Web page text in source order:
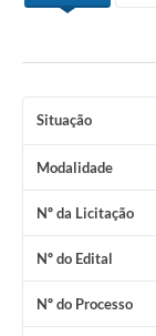
Situação
Modalidade
Nº da Licitação
Nº do Edital
Nº do Processo